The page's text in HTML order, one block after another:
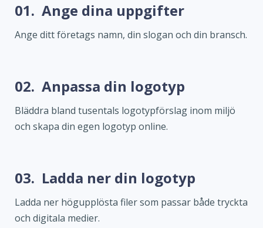
01. Ange dina uppgifter
Ange ditt företags namn, din slogan och din bransch.
02. Anpassa din logotyp
Bläddra bland tusentals logotypförslag inom miljö
och skapa din egen logotyp online.
03. Ladda ner din logotyp
Ladda ner högupplösta filer som passar både tryckta
och digitala medier.